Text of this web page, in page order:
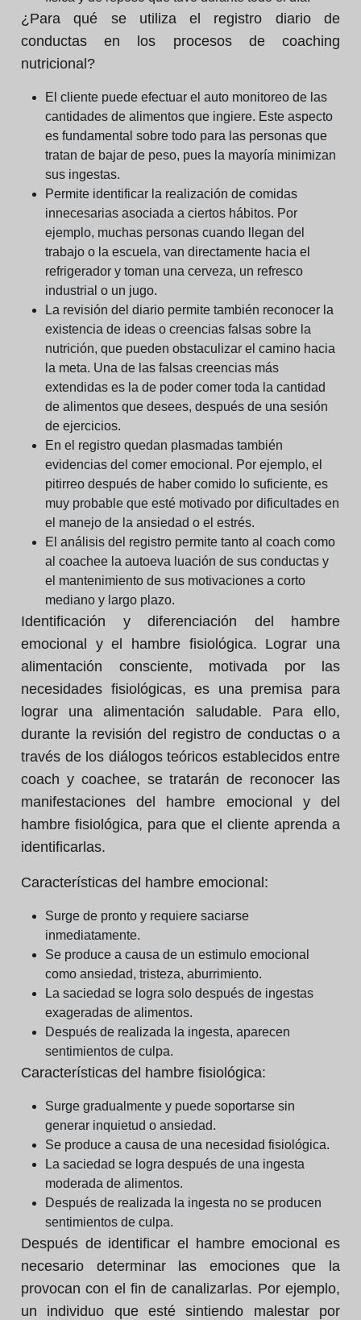
¿Para qué se utiliza el registro diario de
conductas en los procesos de coaching
nutricional?
El cliente puede efectuar el auto monitoreo de las
cantidades de alimentos que ingiere. Este aspecto
es fundamental sobre todo para las personas que
tratan de bajar de peso, pues la mayoría minimizan
sus ingestas.
Permite identificar la realización de comidas
innecesarias asociada a ciertos hábitos. Por
ejemplo, muchas personas cuando llegan del
trabajo o la escuela, van directamente hacia el
refrigerador y toman una cerveza, un refresco
industrial o un jugo.
La revisión del diario permite también reconocer la
existencia de ideas o creencias falsas sobre la
nutrición, que pueden obstaculizar el camino hacia
la meta. Una de las falsas creencias más
extendidas es la de poder comer toda la cantidad
de alimentos que desees, después de una sesión
de ejercicios.
En el registro quedan plasmadas también
evidencias del comer emocional. Por ejemplo, el
pitirreo después de haber comido lo suficiente, es
muy probable que esté motivado por dificultades en
el manejo de la ansiedad o el estrés.
El análisis del registro permite tanto al coach como
al coachee la autoeva luación de sus conductas y
el mantenimiento de sus motivaciones a corto
mediano y largo plazo.
Identificación y diferenciación del hambre
emocional y el hambre fisiológica. Lograr una
alimentación consciente, motivada por las
necesidades fisiológicas, es una premisa para
lograr una alimentación saludable. Para ello,
durante la revisión del registro de conductas o a
través de los diálogos teóricos establecidos entre
coach y coachee, se tratarán de reconocer las
manifestaciones del hambre emocional y del
hambre fisiológica, para que el cliente aprenda a
identificarlas.
Características del hambre emocional:
Surge de pronto y requiere saciarse
inmediatamente.
Se produce a causa de un estimulo emocional
como ansiedad, tristeza, aburrimiento.
La saciedad se logra solo después de ingestas
exageradas de alimentos.
Después de realizada la ingesta, aparecen
sentimientos de culpa.
Características del hambre fisiológica:
Surge gradualmente y puede soportarse sin
generar inquietud o ansiedad.
Se produce a causa de una necesidad fisiológica.
La saciedad se logra después de una ingesta
moderada de alimentos.
Después de realizada la ingesta no se producen
sentimientos de culpa.
Después de identificar el hambre emocional es
necesario determinar las emociones que la
provocan con el fin de canalizarlas. Por ejemplo,
un individuo que esté sintiendo malestar por